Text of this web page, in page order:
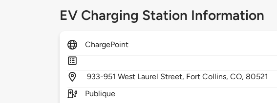
EV Charging Station Information
ChargePoint
933-951 West Laurel Street, Fort Collins,CO, 80521
Publique